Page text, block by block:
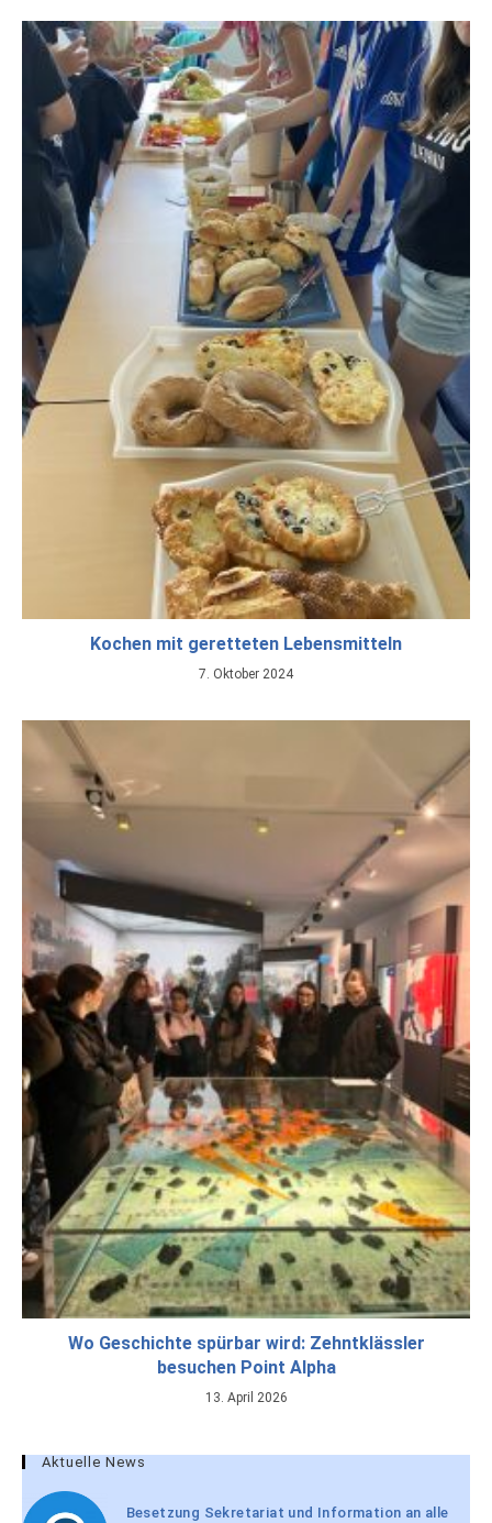
Kochen mit geretteten Lebensmitteln
7. Oktober 2024
Wo Geschichte spürbar wird: Zehntklässler
besuchen Point Alpha
13. April 2026
Aktuelle News
Besetzung Sekretariat und Information an alle